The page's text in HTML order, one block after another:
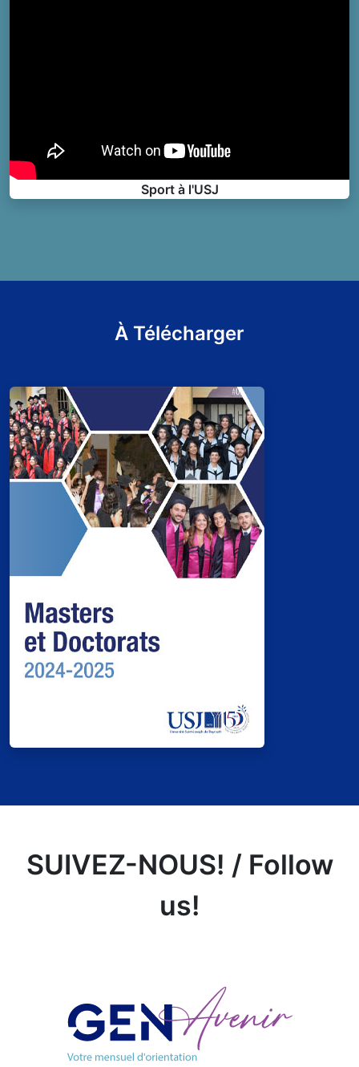
Sport à l'USJ
À Télécharger
SUIVEZ-NOUS! / Follow
us!